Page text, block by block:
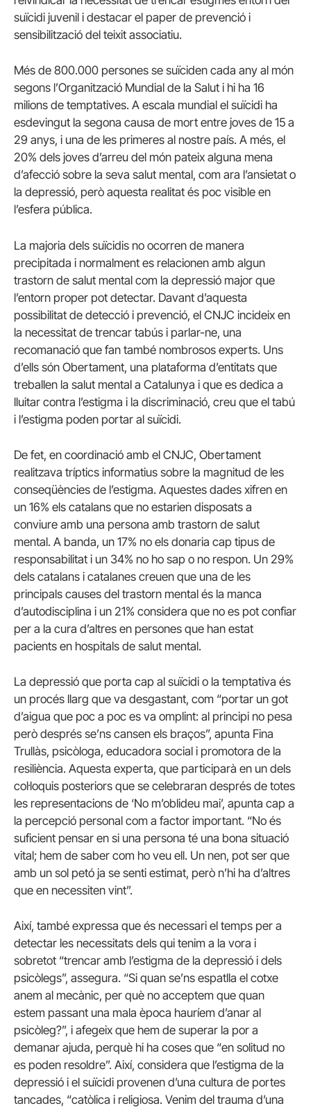
suïcidi juvenil i destacar el paper de prevenció i
sensibilització del teixit associatiu.
Més de 800.000 persones se suïciden cada any al món
segons l’Organització Mundial de la Salut i hi ha 16
milions de temptatives. A escala mundial el suïcidi ha
esdevingut la segona causa de mort entre joves de 15 a
29 anys, i una de les primeres al nostre país. A més, el
20% dels joves d’arreu del món pateix alguna mena
d’afecció sobre la seva salut mental, com ara l’ansietat o
la depressió, però aquesta realitat és poc visible en
l’esfera pública.
La majoria dels suïcidis no ocorren de manera
precipitada i normalment es relacionen amb algun
trastorn de salut mental com la depressió major que
l’entorn proper pot detectar. Davant d’aquesta
possibilitat de detecció i prevenció, el CNJC incideix en
la necessitat de trencar tabús i parlar-ne, una
recomanació que fan també nombrosos experts. Uns
d’ells són Obertament, una plataforma d’entitats que
treballen la salut mental a Catalunya i que es dedica a
lluitar contra l’estigma i la discriminació, creu que el tabú
i l’estigma poden portar al suïcidi.
De fet, en coordinació amb el CNJC, Obertament
realitzava tríptics informatius sobre la magnitud de les
conseqüències de l’estigma. Aquestes dades xifren en
un 16% els catalans que no estarien disposats a
conviure amb una persona amb trastorn de salut
mental. A banda, un 17% no els donaria cap tipus de
responsabilitat i un 34% no ho sap o no respon. Un 29%
dels catalans i catalanes creuen que una de les
principals causes del trastorn mental és la manca
d’autodisciplina i un 21% considera que no es pot confiar
per a la cura d’altres en persones que han estat
pacients en hospitals de salut mental.
La depressió que porta cap al suïcidi o la temptativa és
un procés llarg que va desgastant, com “portar un got
d’aigua que poc a poc es va omplint: al principi no pesa
però després se’ns cansen els braços”, apunta Fina
Trullàs, psicòloga, educadora social i promotora de la
resiliència. Aquesta experta, que participarà en un dels
col·loquis posteriors que se celebraran després de totes
les representacions de ‘No m’oblideu mai’, apunta cap a
la percepció personal com a factor important. “No és
suficient pensar en si una persona té una bona situació
vital; hem de saber com ho veu ell. Un nen, pot ser que
amb un sol petó ja se senti estimat, però n’hi ha d’altres
que en necessiten vint”.
Així, també expressa que és necessari el temps per a
detectar les necessitats dels qui tenim a la vora i
sobretot “trencar amb l’estigma de la depressió i dels
psicòlegs”, assegura. “Si quan se’ns espatlla el cotxe
anem al mecànic, per què no acceptem que quan
estem passant una mala època hauríem d’anar al
psicòleg?”, i afegeix que hem de superar la por a
demanar ajuda, perquè hi ha coses que “en solitud no
es poden resoldre”. Així, considera que l’estigma de la
depressió i el suïcidi provenen d’una cultura de portes
tancades, “catòlica i religiosa. Venim del trauma d’una